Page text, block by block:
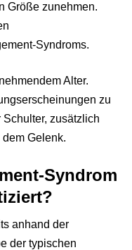
Größe zunehmen.
Syndroms.
Alter.
zu
zusätzlich
dem Gelenk.
Syndrom
anhand der
der typischen